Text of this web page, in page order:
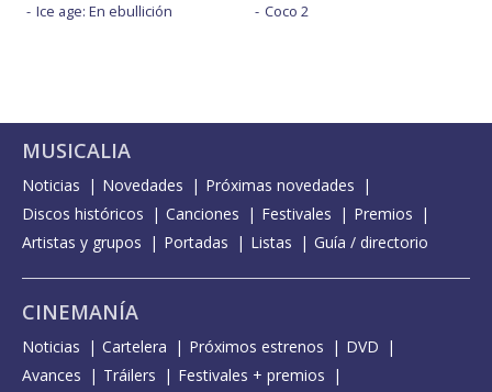
Ice age: En ebullición
Coco 2
MUSICALIA
Noticias Novedades
Próximas novedades
Discos históricos
Canciones Festivales
Premios
Artistas y grupos
Portadas Listas Guía / directorio
CINEMANÍA
Noticias Cartelera Próximos estrenos
DVD
Avances
Tráilers Festivales + premios